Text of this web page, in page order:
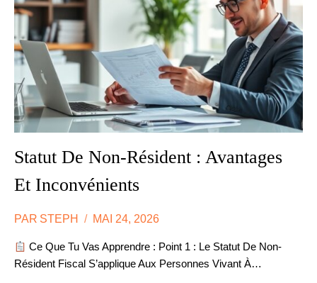
Statut De Non-Résident : Avantages
Et Inconvénients
PAR STEPH MAI 24, 2026
Ce Que Tu Vas Apprendre : Point 1 : Le Statut De Non-
Résident Fiscal S’applique Aux Personnes Vivant À…